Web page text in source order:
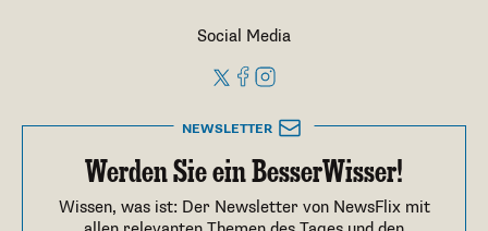
Social Media
NEWSLETTER
Werden Sie ein BesserWisser!
Wissen, was ist: Der Newsletter von NewsFlix mit